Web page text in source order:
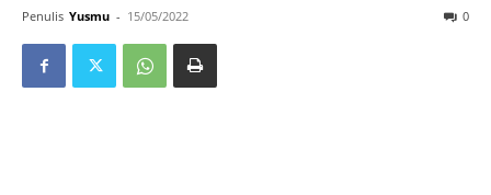
Penulis Yusmu - 15/05/2022 0